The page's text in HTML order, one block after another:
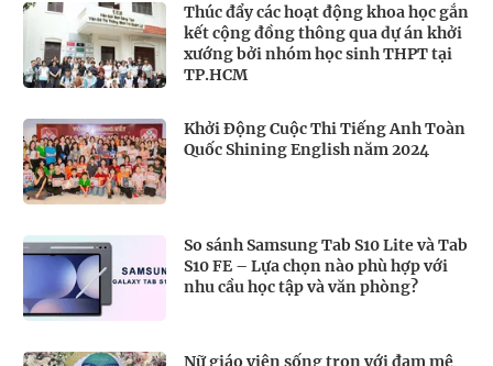
Thúc đẩy các hoạt động khoa học gắn
kết cộng đồng thông qua dự án khởi
xướng bởi nhóm học sinh THPT tại
TP.HCM
Khởi Động Cuộc Thi Tiếng Anh Toàn
Quốc Shining English năm 2024
So sánh Samsung Tab S10 Lite và Tab
S10 FE – Lựa chọn nào phù hợp với
nhu cầu học tập và văn phòng?
Nữ giáo viên sống trọn với đam mê